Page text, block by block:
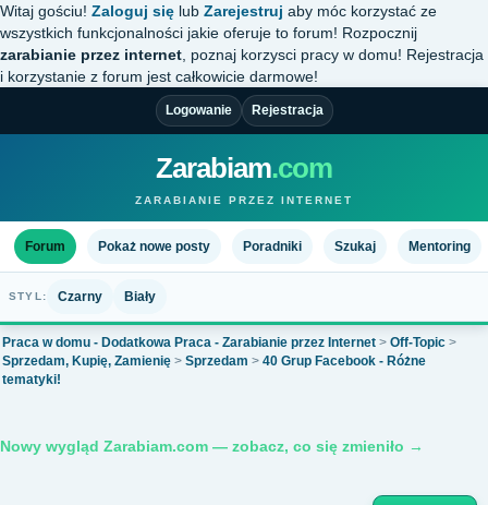
Witaj gościu! Zaloguj się lub Zarejestruj aby móc korzystać ze
wszystkich funkcjonalności jakie oferuje to forum! Rozpocznij
zarabianie przez internet , poznaj korzysci pracy w domu! Rejestracja
i korzystanie z forum jest całkowicie darmowe!
Logowanie Rejestracja
Zarabiam.com
ZARABIANIE PRZEZ INTERNET
Forum Pokaż nowe posty Poradniki Szukaj Mentoring
STYL: Czarny Biały
Praca w domu - Dodatkowa Praca - Zarabianie przez Internet > Off-Topic >
Sprzedam, Kupię, Zamienię > Sprzedam > 40 Grup Facebook - Różne
tematyki!
Nowy wygląd Zarabiam.com — zobacz, co się zmieniło →